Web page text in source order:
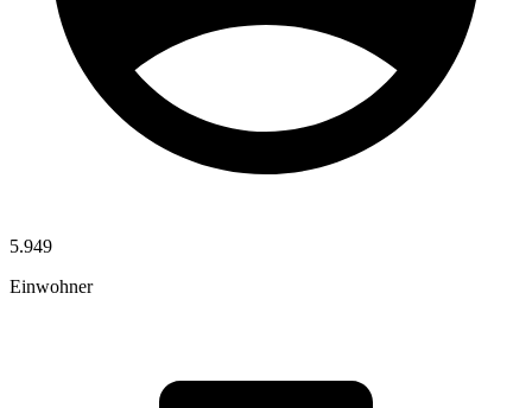
5.949
Einwohner